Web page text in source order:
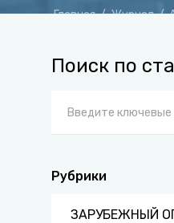
Главная / Журнал /
Поиск по
Рубрики
ЗАРУБЕЖНЫЙ